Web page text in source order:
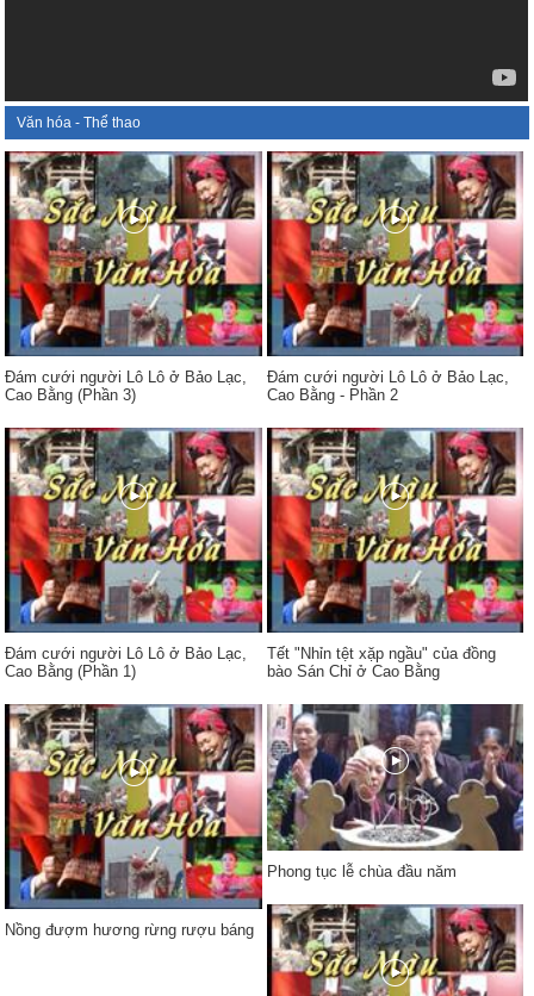
Văn hóa - Thể thao
Đám cưới người Lô Lô ở Bảo Lạc,
Cao Bằng (Phần 3)
Đám cưới người Lô Lô ở Bảo Lạc,
Cao Bằng - Phần 2
Đám cưới người Lô Lô ở Bảo Lạc,
Cao Bằng (Phần 1)
Tết "Nhỉn tệt xặp ngầu" của đồng
bào Sán Chỉ ở Cao Bằng
Nồng đượm hương rừng rượu báng
Phong tục lễ chùa đầu năm